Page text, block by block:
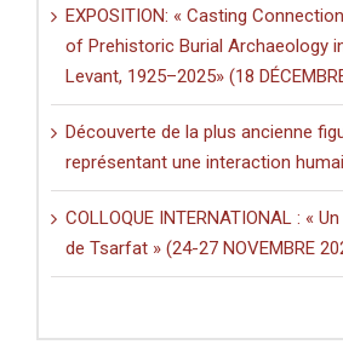
EXPOSITION: « Casting
of Prehistoric Burial Archaeology
Levant, 1925–2025» (18
Découverte de la plus ancienne
représentant une interaction
COLLOQUE INTERNATIONAL : «
de Tsarfat » (24-27 NOVEMBRE